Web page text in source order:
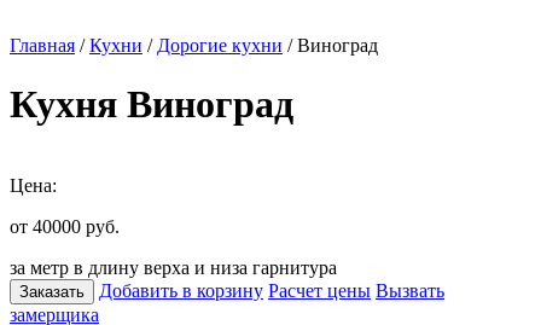
Главная /Кухни / Дорогие кухни / Виноград
Кухня Виноград
Цена:
от 40000 руб.
за метр в длину верха и низа гарнитура
Заказать Добавить в корзину Расчет цены Вызвать
замерщика